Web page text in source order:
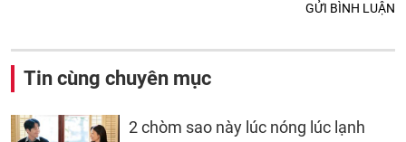
GỬI BÌNH LUẬN
Tin cùng chuyên mục
2 chòm sao này lúc nóng lúc lạnh